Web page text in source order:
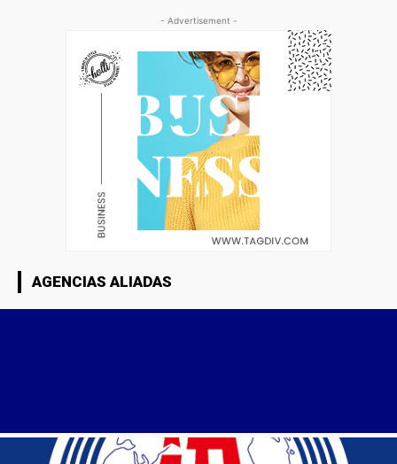
- Advertisement -
AGENCIAS ALIADAS